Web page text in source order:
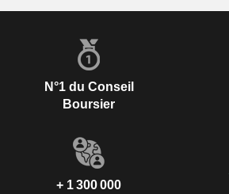
N°1 du Conseil
Boursier
+ 1 300 000